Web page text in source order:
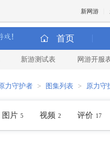
新网游
首页
新游测试表 网游开服
力守护者 > 图集列表 > 原力守
图片 5 视频 2 评价 17